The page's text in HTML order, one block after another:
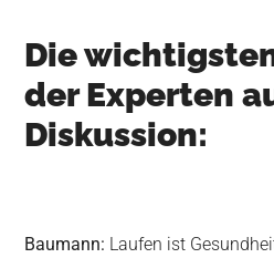
Die
der Experten
Diskussion:
Baumann: Laufen ist